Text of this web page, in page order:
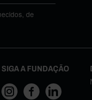
de
SIGA A FUNDAÇÃO